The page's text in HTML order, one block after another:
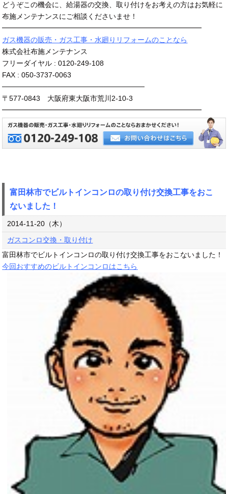
どうぞこの機会に、給湯器の交換、取り付けをお考えの方はお気軽に
布施メンテナンスにご相談くださいませ！
━━━━━━━━━━━━━━━━━━━━━━━━━━━━
ガス機器の販売・ガス工事・水廻りリフォームのことなら
株式会社布施メンテナンス
フリーダイヤル : 0120-249-108
FAX : 050-3737-0063
────────────────────────────
〒577-0843 大阪府東大阪市荒川2-10-3
━━━━━━━━━━━━━━━━━━━━━━━━━━━━
富田林市でビルトインコンロの取り付け交換工事をおこ
ないました！
2014-11-20（木）
ガスコンロ交換・取り付け
富田林市でビルトインコンロの取り付け交換工事をおこないました！
今回おすすめのビルトインコンロはこちら